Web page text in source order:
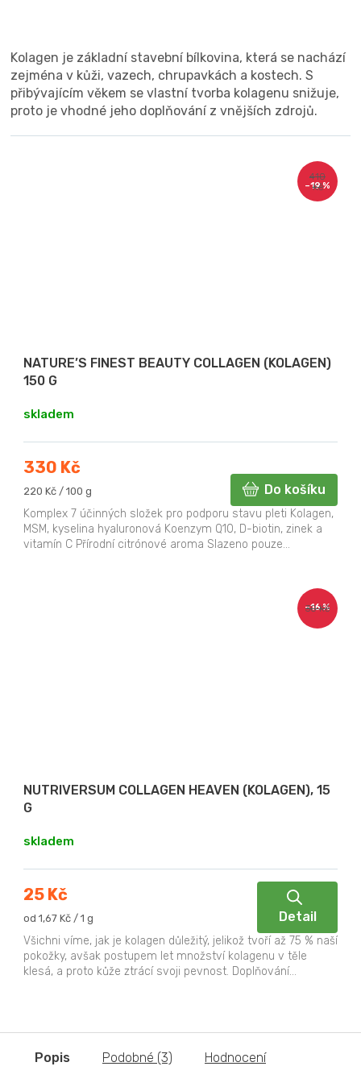
Kolagen je základní stavební bílkovina, která se nachází
zejména v kůži, vazech, chrupavkách a kostech. S
přibývajícím věkem se vlastní tvorba kolagenu snižuje,
proto je vhodné jeho doplňování z vnějších zdrojů.
410
Kč
–19 %
NATURE’S FINEST BEAUTY COLLAGEN (KOLAGEN)
150 G
skladem
330 Kč
Měrná
220 Kč / 100 g Do košíku
Komplex 7 účinných složek pro podporu stavu pleti Kolagen,
MSM, kyselina hyaluronová Koenzym Q10, D-biotin, zinek a
vitamín C Přírodní citrónové aroma Slazeno pouze...
30 Kč
–16 %
NUTRIVERSUM COLLAGEN HEAVEN (KOLAGEN), 15
G
skladem
25 Kč
Měrná
od 1,67 Kč / 1 g Detail
Všichni víme, jak je kolagen důležitý, jelikož tvoří až 75 % naší
pokožky, avšak postupem let množství kolagenu v těle
klesá, a proto kůže ztrácí svoji pevnost. Doplňování...
Popis Podobné (3) Hodnocení